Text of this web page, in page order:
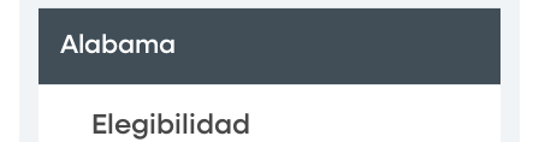
Alabama
Elegibilidad